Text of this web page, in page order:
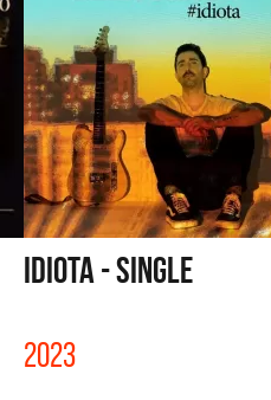
IDIOTA - SINGLE
2023